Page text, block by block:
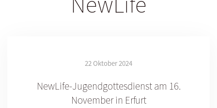
22 Oktober 2024
NewLife-Jugendgottesdienst am 16.
November in Erfurt